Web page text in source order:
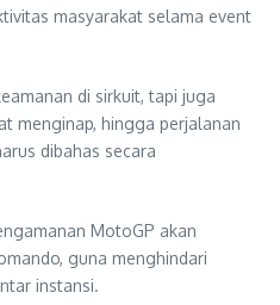
masyarakat selama event
di sirkuit, tapi juga
menginap, hingga perjalanan
dibahas secara
MotoGP akan
guna menghindari
instansi.